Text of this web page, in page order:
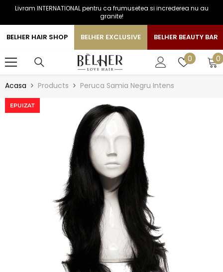
SARI LA CONTINUT
Livram INTERNATIONAL pentru ca frumusetea si increderea nu au
granite!
BELHER HAIR SHOP BELHER EXCLUSIVE BELHER BEAUTY BAR
0 Liste
00
Acasa Products Peruca Samia Negru Intens
EPUIZAT